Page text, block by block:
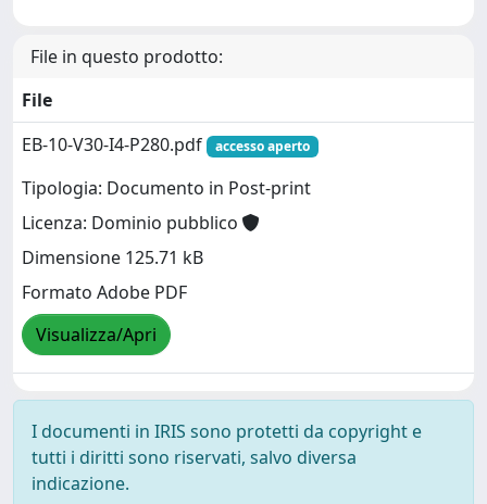
File in questo prodotto:
File
EB-10-V30-I4-P280.pdf
accesso aperto
Tipologia: Documento in Post-print
Licenza: Dominio pubblico
Dimensione 125.71 kB
Formato Adobe PDF
Visualizza/Apri
I documenti in IRIS sono protetti da copyright e
tutti i diritti sono riservati, salvo diversa
indicazione.